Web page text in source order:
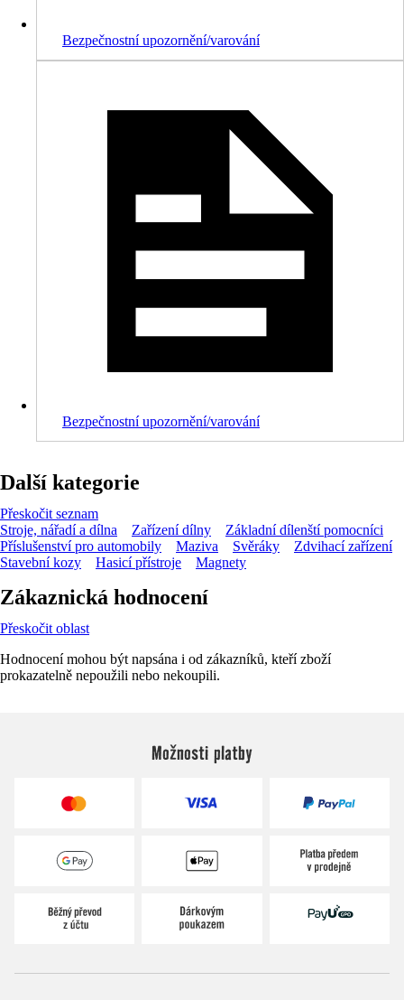
Bezpečnostní upozornění/varování
Bezpečnostní upozornění/varování
Další kategorie
Přeskočit seznam
Stroje, nářadí a dílna
Zařízení dílny
Základní dílenští pomocníci
Příslušenství pro automobily
Maziva Svěráky
Zdvihací zařízení
Stavební kozy
Hasicí přístroje Magnety
Zákaznická hodnocení
Přeskočit oblast
Hodnocení mohou být napsána i od zákazníků, kteří zboží
prokazatelně nepoužili nebo nekoupili.
Možnosti platby